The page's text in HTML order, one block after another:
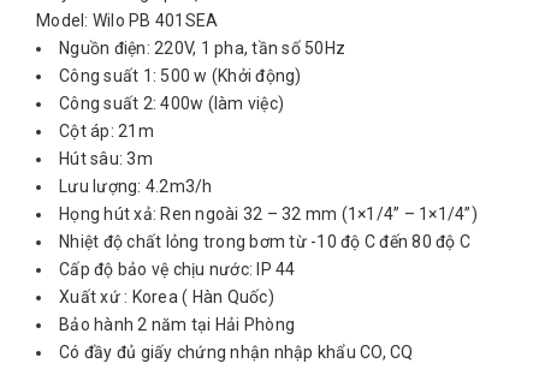
Model: Wilo PB 401SEA
Nguồn điện: 220V, 1 pha, tần số 50Hz
Công suất 1: 500 w (Khởi động)
Công suất 2: 400w (làm việc)
Cột áp: 21m
Hút sâu: 3m
Lưu lượng: 4.2m3/h
Họng hút xả: Ren ngoài 32 – 32 mm (1×1/4” – 1×1/4”)
Nhiệt độ chất lỏng trong bơm từ -10 độ C đến 80 độ C
Cấp độ bảo vệ chịu nước: IP 44
Xuất xứ : Korea ( Hàn Quốc)
Bảo hành 2 năm tại Hải Phòng
Có đầy đủ giấy chứng nhận nhập khẩu CO, CQ